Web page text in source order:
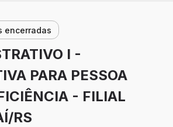
encerradas
I -
PARA PESSOA
- FILIAL
RS